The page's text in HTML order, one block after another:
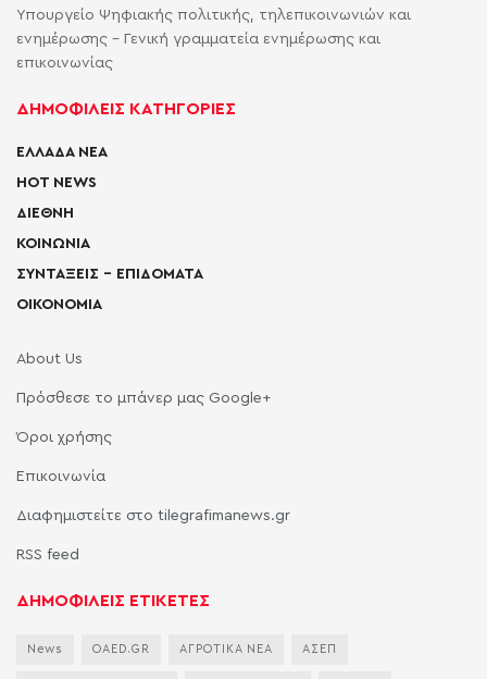
Υπουργείο Ψηφιακής πολιτικής, τηλεπικοινωνιών και
ενημέρωσης - Γενική γραμματεία ενημέρωσης και
επικοινωνίας
ΔΗΜΟΦΙΛΕΙΣ ΚΑΤΗΓΟΡΙΕΣ
ΕΛΛΑΔΑ ΝΕΑ
HOT NEWS
ΔΙΕΘΝΗ
ΚΟΙΝΩΝΙΑ
ΣΥΝΤΑΞΕΙΣ – ΕΠΙΔΟΜΑΤΑ
ΟΙΚΟΝΟΜΙΑ
About Us
Πρόσθεσε το μπάνερ μας Google+
Όροι χρήσης
Επικοινωνία
Διαφημιστείτε στο tilegrafimanews.gr
RSS feed
ΔΗΜΟΦΙΛΕΙΣ ΕΤΙΚΕΤΕΣ
News OAED.GR ΑΓΡΟΤΙΚΑ ΝΕΑ ΑΣΕΠ